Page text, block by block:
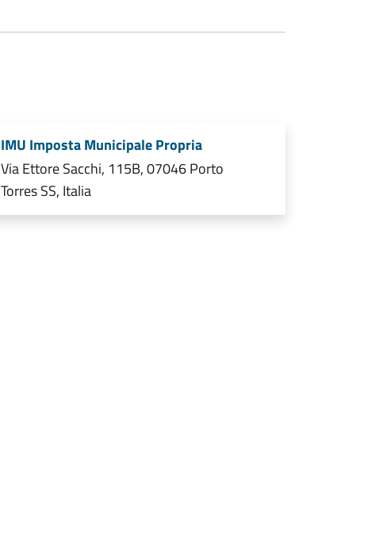
IMU Imposta Municipale Propria
Via Ettore Sacchi, 115B, 07046 Porto
Torres SS, Italia